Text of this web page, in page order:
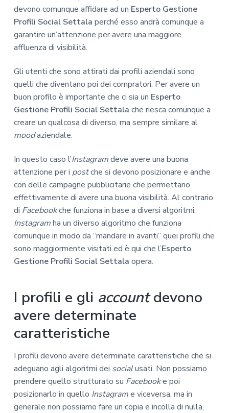
devono comunque affidare ad un Esperto Gestione
Profili Social Settala perché esso andrà comunque a
garantire un’attenzione per avere una maggiore
affluenza di visibilità.
Gli utenti che sono attirati dai profili aziendali sono
quelli che diventano poi dei compratori. Per avere un
buon profilo è importante che ci sia un Esperto
Gestione Profili Social Settala che riesca comunque a
creare un qualcosa di diverso, ma sempre similare al
moodaziendale.
In questo caso l’Instagramdeve avere una buona
attenzione per i postche si devono posizionare e anche
con delle campagne pubblicitarie che permettano
effettivamente di avere una buona visibilità. Al contrario
di Facebookche funziona in base a diversi algoritmi,
Instagramha un diverso algoritmo che funziona
comunque in modo da “mandare in avanti” quei profili che
sono maggiormente visitati ed è qui che l’Esperto
Gestione Profili Social Settala opera.
I profili e gli accountdevono
avere determinate
caratteristiche
I profili devono avere determinate caratteristiche che si
adeguano agli algoritmi dei socialusati. Non possiamo
prendere quello strutturato su Facebooke poi
posizionarlo in quello Instagrame viceversa, ma in
generale non possiamo fare un copia e incolla di nulla,